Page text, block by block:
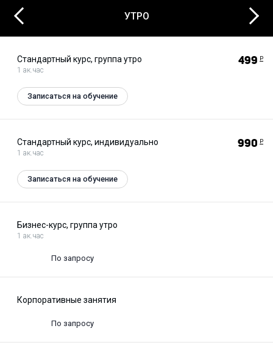
Previous УТРО
Стандартный курс, группа утро
1 ак.час
499 Р
Записаться на обучение
Стандартный курс, индивидуально
1 ак.час
990 Р
Записаться на обучение
Бизнес-курс, группа утро
1 ак.час
По запросу
Корпоративные занятия
По запросу
Next